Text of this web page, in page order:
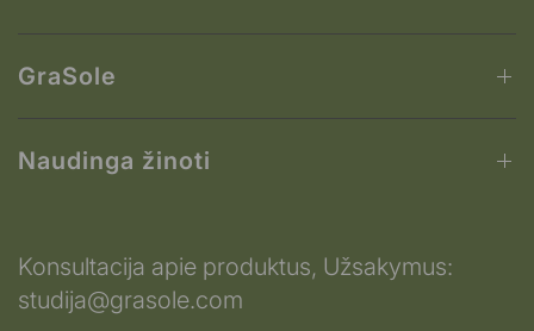
GraSole
Naudinga žinoti
Konsultacija apie produktus, Užsakymus:
studija@grasole.com